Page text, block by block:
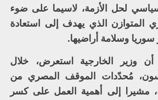
لحل الأزمة، لاسيما على ضوء
المتوازن الذي يهدف إلى استعادة
وسلامة أراضيها.
وزير الخارجية استعرض، خلال
مُحدّدات الموقف المصري من
مشيرا إلى أهمية العمل على كسر